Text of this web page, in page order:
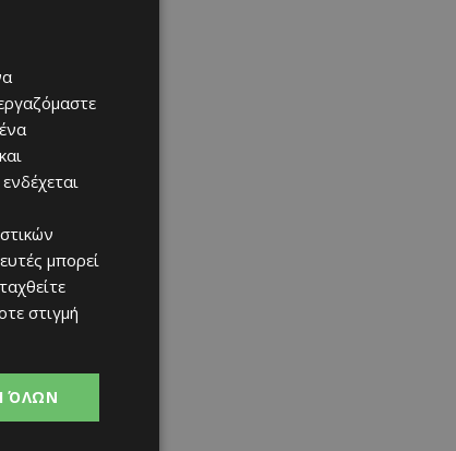
ενδέχεται
μπορεί
στιγμή
ΌΛΩΝ